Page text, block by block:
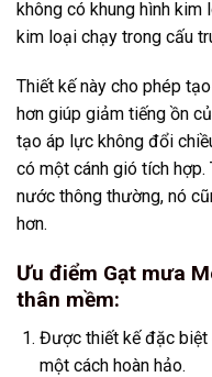
không có khung hình kim
kim loại chạy trong cấu
Thiết kế này cho phép
hơn giúp giảm tiếng ồn
tạo áp lực không đổi
có một cánh gió tích hợp.
nước thông thường, nó
hơn.
Ưu điểm Gạt mưa
thân mềm:
Được thiết kế đặc biệt
một cách hoàn hảo.